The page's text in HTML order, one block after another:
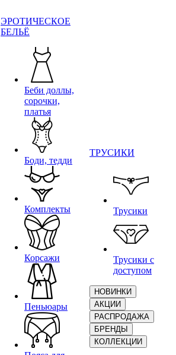
ЭРОТИЧЕСКОЕ
БЕЛЬЁ
Беби доллы,
сорочки,
платья
Боди, тедди
Комплекты
Корсажи
Пеньюары
ТРУСИКИ
Трусики
Трусики с
доступом
НОВИНКИ
АКЦИИ
РАСПРОДАЖА
БРЕНДЫ
КОЛЛЕКЦИИ